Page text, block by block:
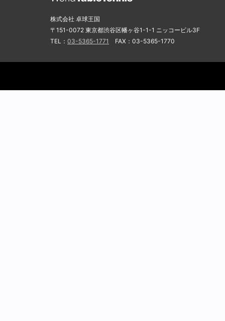
株式会社 卓球王国
〒151-0072 東京都渋谷区幡ヶ谷1-1-1 ニッコービル3F
TEL： 03-5365-1771 FAX：03-5365-1770